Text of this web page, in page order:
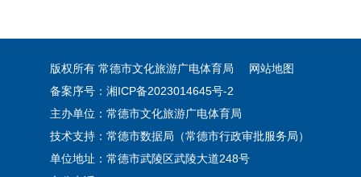
版权所有 常德市文化旅游广电体育局
网站地图
备案序号：湘ICP备2023014645号-2
主办单位：常德市文化旅游广电体育局
技术支持：常德市数据局（常德市行政审批服务局）
单位地址：常德市武陵区武陵大道248号